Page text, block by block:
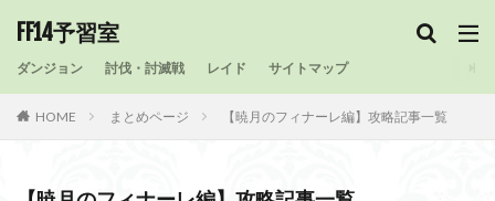
FF14予習室
ダンジョン 討伐・討滅戦 レイド サイトマップ
HOME まとめページ 【暁月のフィナーレ編】攻略記事一覧